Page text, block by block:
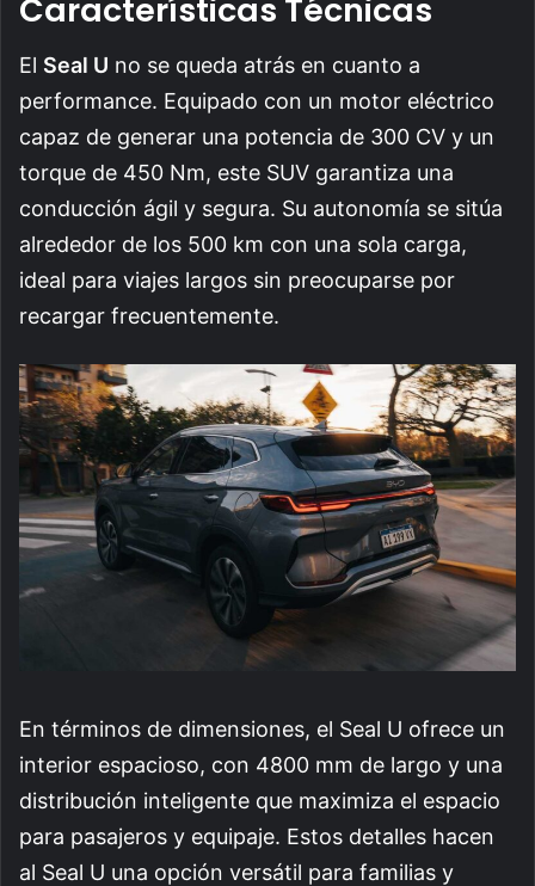
Características Técnicas
El Seal U no se queda atrás en cuanto a
performance. Equipado con un motor eléctrico
capaz de generar una potencia de 300 CV y un
torque de 450 Nm, este SUV garantiza una
conducción ágil y segura. Su autonomía se sitúa
alrededor de los 500 km con una sola carga,
ideal para viajes largos sin preocuparse por
recargar frecuentemente.
En términos de dimensiones, el Seal U ofrece un
interior espacioso, con 4800 mm de largo y una
distribución inteligente que maximiza el espacio
para pasajeros y equipaje. Estos detalles hacen
al Seal U una opción versátil para familias y